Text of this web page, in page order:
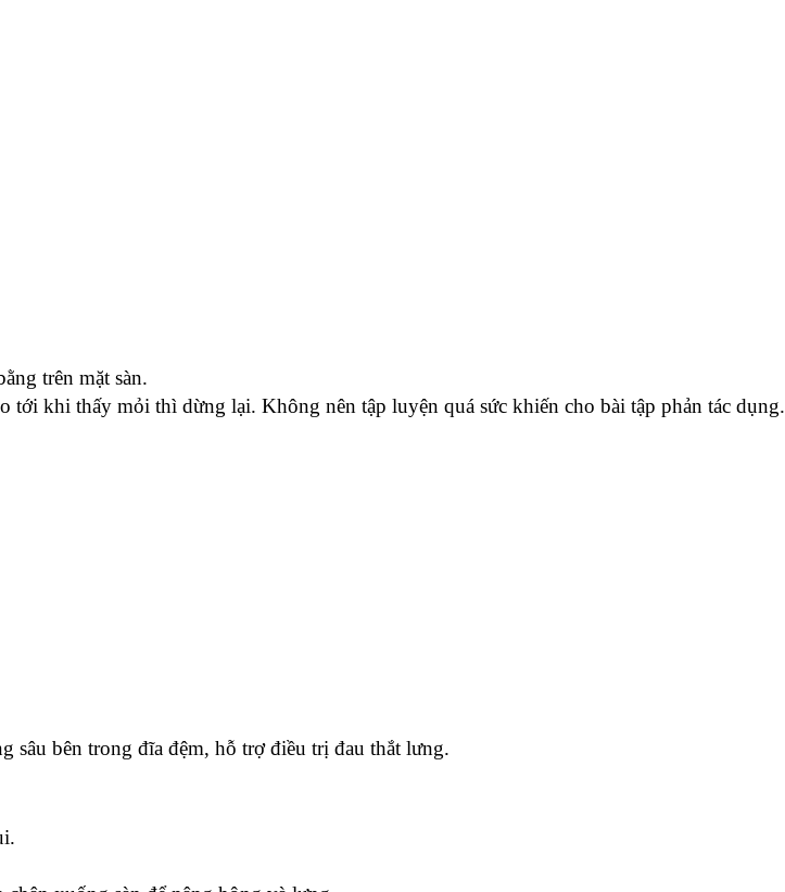
trên mặt sàn.
khi thấy mỏi thì dừng lại. Không nên tập luyện quá sức khiến cho bài tập phản tác dụng.
sâu bên trong đĩa đệm, hỗ trợ điều trị đau thắt lưng.